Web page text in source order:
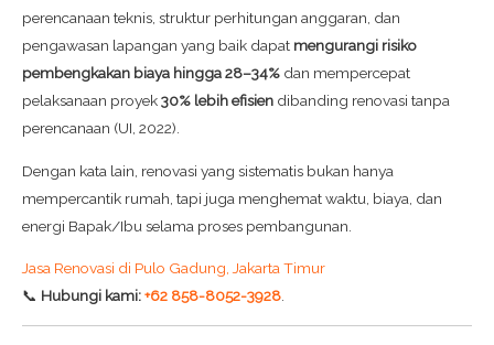
perencanaan teknis, struktur perhitungan anggaran, dan
pengawasan lapangan yang baik dapat mengurangi risiko
pembengkakan biaya hingga 28–34% dan mempercepat
pelaksanaan proyek30% lebih efisien dibanding renovasi tanpa
perencanaan (UI, 2022).
Dengan kata lain, renovasi yang sistematis bukan hanya
mempercantik rumah, tapi juga menghemat waktu, biaya, dan
energi Bapak/Ibu selama proses pembangunan.
Jasa Renovasi di Pulo Gadung, Jakarta Timur
📞 Hubungi kami:+62 858-8052-3928.